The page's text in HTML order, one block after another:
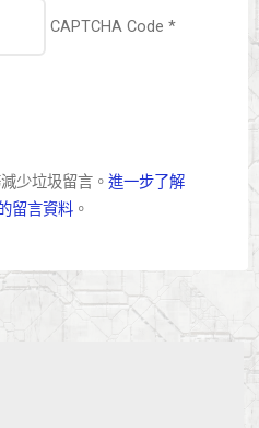
CAPTCHA Code *
少垃圾留言。 進一步了解
留言資料。